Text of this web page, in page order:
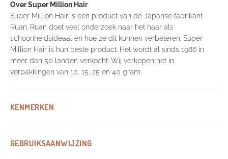
Over Super Million Hair
Super Million Hair is een product van de Japanse fabrikant
Ruan. Ruan doet veel onderzoek naar het haar als
schoonheidsideaal en hoe ze dit kunnen verbeteren. Super
Million Hair is hun beste product. Het wordt al sinds 1986 in
meer dan 50 landen verkocht. Wij verkopen het in
verpakkingen van 10, 15, 25 en 40 gram.
KENMERKEN
GEBRUIKSAANWIJZING